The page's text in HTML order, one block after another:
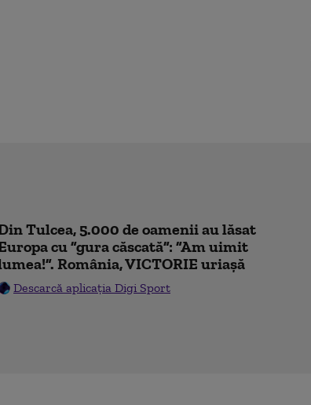
Tulcea, 5.000 de oamenii au lăsat
cu ”gura căscată”: ”Am uimit
România, VICTORIE uriașă
Descarcă aplicația Digi Sport